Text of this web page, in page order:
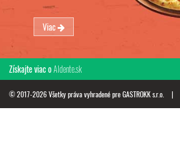
Viac
Získajte viac oAldente.sk
© 2017-2026 Všetky práva vyhradené pre GASTROKK s.r.o. |